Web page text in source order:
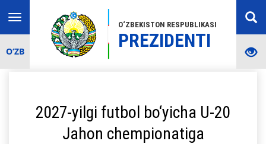
O‘ZBEKISTON RESPUBLIKASI
PREZIDENTI
Toggle
navigation
O‘ZB
2027-yilgi futbol bo‘yicha U-20
Jahon chempionatiga